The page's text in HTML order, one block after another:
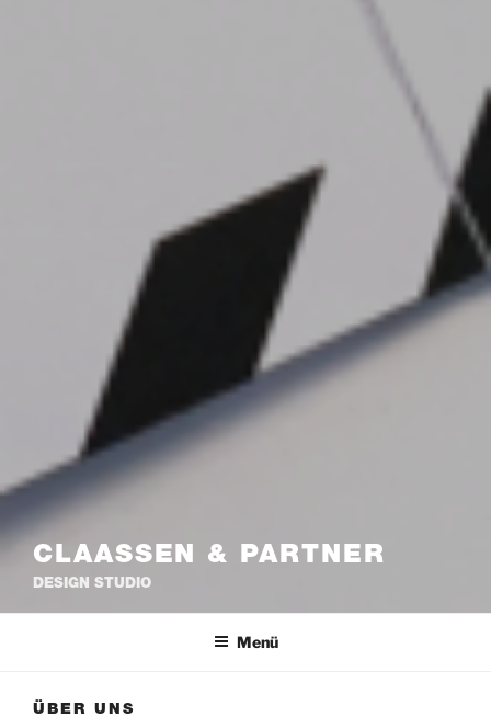
CLAASSEN & PARTNER
DESIGN STUDIO
Menü
ÜBER UNS